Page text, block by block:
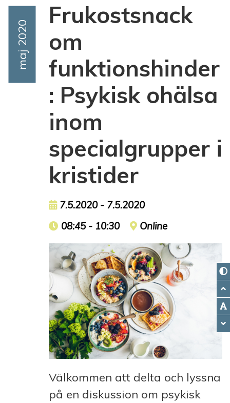
Event Date
Maj 2020
Frukostsnack
om
funktionshinder
: Psykisk ohälsa
inom
specialgrupper i
kristider
Event date
7.5.2020 - 7.5.2020
Event time
08:45 - 10:30 Event location
Online
Välkommen att delta och lyssna
på en diskussion om psykisk